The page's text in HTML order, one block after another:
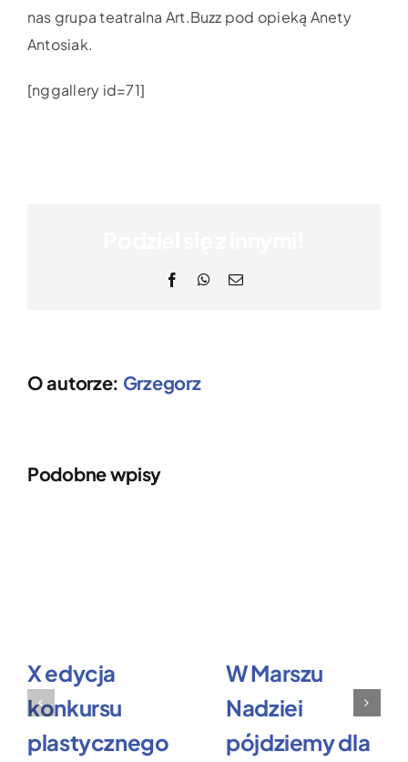
nas grupa teatralna Art.Buzz pod opieką Anety
Antosiak.
[nggallery id=71]
FacebookWhatsApp
Email
O autorze: Grzegorz
Podobne wpisy
X edycja
konkursu
plastycznego
W Marszu
Nadziei
pójdziemy dla